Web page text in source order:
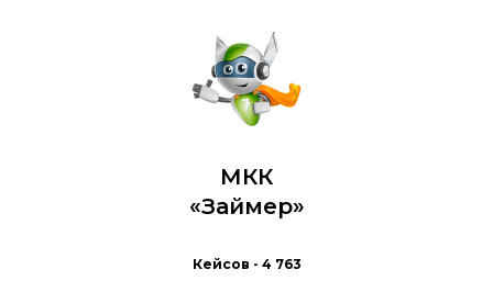
МКК
«Займер»
Кейсов - 4 763